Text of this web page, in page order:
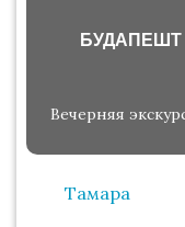
Вечерняя
Тамара